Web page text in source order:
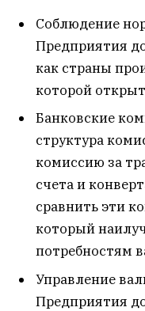
Соблюдение
Предприятия
как страны
которой
Банковские
структура
комиссию за
счета и
сравнить эти
который
потребностям
Управление
Предприятия